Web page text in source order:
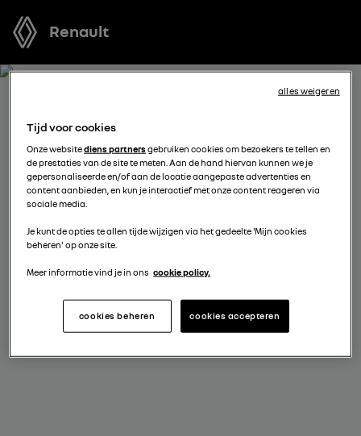
Renault
BOEK EEN TESTRIT MET
AUSTRAL FULL HYBRID E-
TECH
maakt, kunt u een gratis proefrit met een van onze
kies een verdeler
Tijd voor cookies
Onze websitediens partnersgebruiken cookies om bezoekers te tellen en
de prestaties van de site te meten. Aan de hand hiervan kunnen we je
gepersonaliseerde en/of aan de locatie aangepaste advertenties en
content aanbieden, en kun je interactief met onze content reageren via
sociale media.
Je kunt de opties te allen tijde wijzigen via het gedeelte 'Mijn cookies
beheren' op onze site.
Meer informatie vind je in ons cookie policy.
cookies accepteren
cookies beheren
alles weigeren